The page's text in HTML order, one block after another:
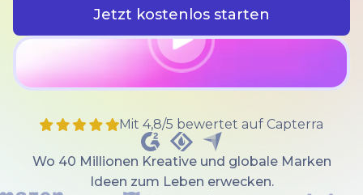
Jetzt kostenlos starten
Mit 4,8/5 bewertet auf Capterra
Wo 40 Millionen Kreative und globale Marken
Ideen zum Leben erwecken.